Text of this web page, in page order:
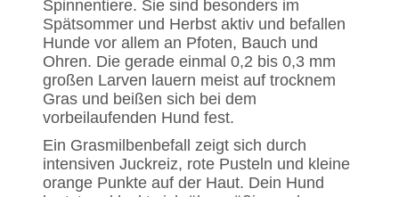
Spinnentiere. Sie sind besonders im
Spätsommer und Herbst aktiv und befallen
Hunde vor allem an Pfoten, Bauch und
Ohren. Die gerade einmal 0,2 bis 0,3 mm
großen Larven lauern meist auf trocknem
Gras und beißen sich bei dem
vorbeilaufenden Hund fest.
Ein Grasmilbenbefall zeigt sich durch
intensiven Juckreiz, rote Pusteln und kleine
orange Punkte auf der Haut. Dein Hund